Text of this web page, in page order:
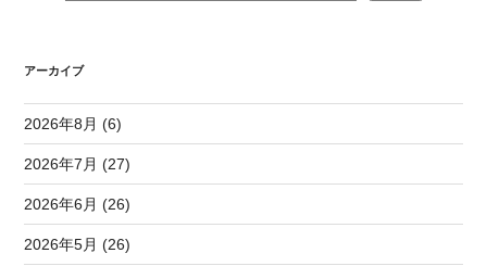
アーカイブ
2026年8月 (6)
2026年7月 (27)
2026年6月 (26)
2026年5月 (26)